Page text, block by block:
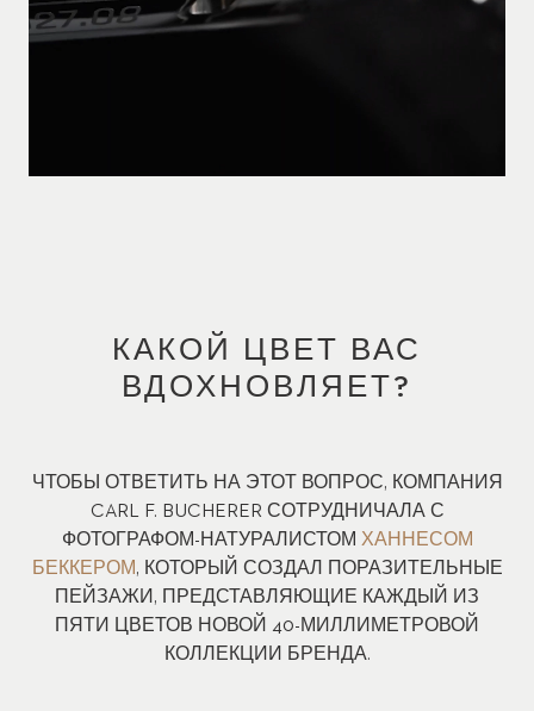
КАКОЙ ЦВЕТ ВАС
ВДОХНОВЛЯЕТ?
ЧТОБЫ ОТВЕТИТЬ НА ЭТОТ ВОПРОС, КОМПАНИЯ
CARL F. BUCHERER СОТРУДНИЧАЛА С
ФОТОГРАФОМ-НАТУРАЛИСТОМ ХАННЕСОМ
БЕККЕРОМ, КОТОРЫЙ СОЗДАЛ ПОРАЗИТЕЛЬНЫЕ
ПЕЙЗАЖИ, ПРЕДСТАВЛЯЮЩИЕ КАЖДЫЙ ИЗ
ПЯТИ ЦВЕТОВ НОВОЙ 40-МИЛЛИМЕТРОВОЙ
КОЛЛЕКЦИИ БРЕНДА.